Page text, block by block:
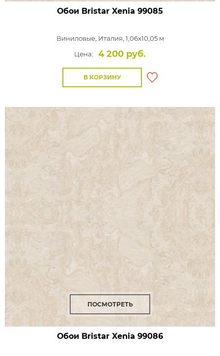
Обои Bristar Xenia 99085
Виниловые, Италия, 1,06x10,05 м
Цена:
4 200 руб.
В КОРЗИНУ
ПОСМОТРЕТЬ
Обои Bristar Xenia 99086